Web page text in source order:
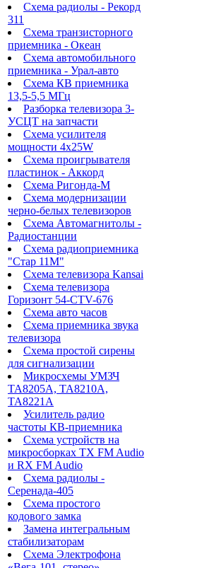
Схема радиолы - Рекорд
311
Схема транзисторного
приемника - Океан
Схема автомобильного
приемника - Урал-авто
Схема КВ приемника
13,5-5,5 МГц
Разборка телевизора 3-
УСЦТ на запчасти
Схема усилителя
мощности 4x25W
Схема проигрывателя
пластинок - Аккорд
Схема Ригонда-М
Схема модернизации
черно-белых телевизоров
Схема Автомагнитолы -
Радиостанции
Схема радиоприемника
"Стар 11М"
Схема телевизора Kansai
Схема телевизора
Горизонт 54-CTV-676
Схема авто часов
Схема приемника звука
телевизора
Схема простой сирены
для сигнализации
Микросхемы УМЗЧ
TA8205A, TA8210A,
TA8221A
Усилитель радио
частоты КВ-приемника
Схема устройств на
микросборках TX FM Audio
и RX FM Audio
Схема радиолы -
Серенада-405
Схема простого
кодового замка
Замена интегральным
стабилизаторам
Схема Электрофона